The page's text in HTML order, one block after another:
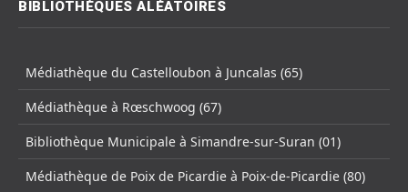
BIBLIOTHÈQUES ALÉATOIRES
Médiathèque du Castelloubon à Juncalas (65)
Médiathèque à Rœschwoog (67)
Bibliothèque Municipale à Simandre-sur-Suran (01)
Médiathèque de Poix de Picardie à Poix-de-Picardie (80)